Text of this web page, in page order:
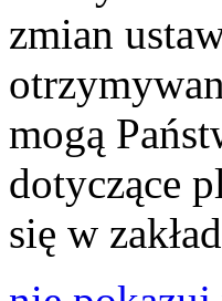
zmian
mogą
dotyczące
się w